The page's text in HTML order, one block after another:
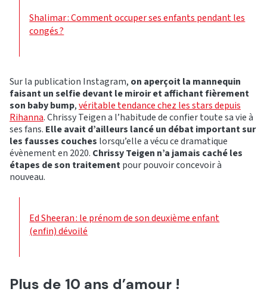
Shalimar : Comment occuper ses enfants pendant les
congés ?
Sur la publication Instagram, on aperçoit la mannequin
faisant un selfie devant le miroir et affichant fièrement
son baby bump,véritable tendance chez les stars depuis
Rihanna. Chrissy Teigen a l’habitude de confier toute sa vie à
ses fans. Elle avait d’ailleurs lancé un débat important sur
les fausses couches lorsqu’elle a vécu ce dramatique
évènement en 2020. Chrissy Teigen n’a jamais caché les
étapes de son traitementpour pouvoir concevoir à
nouveau.
Ed Sheeran : le prénom de son deuxième enfant
(enfin) dévoilé
Plus de 10 ans d’amour !